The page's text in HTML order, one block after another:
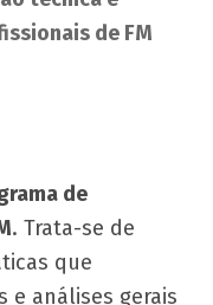
de FM
de
. Trata-se de
que
e análises gerais